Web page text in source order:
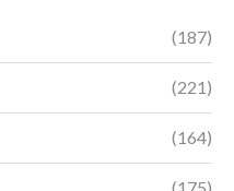
(187)
(221)
(164)